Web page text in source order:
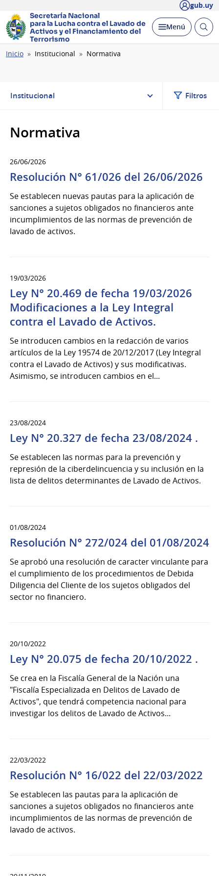
gub.uy
Secretaría Nacional
para la Lucha contra el Lavado de
Activos y el Financiamiento del
Terrorismo
Desplegar
Menú Abrir
Ruta
Inicio Institucional Normativa
Institucional Filtros
Normativa
26/06/2026
Resolución N° 61/026 del 26/06/2026
Se establecen nuevas pautas para la aplicación de
sanciones a sujetos obligados no financieros ante
incumplimientos de las normas de prevención de
lavado de activos.
19/03/2026
Ley N° 20.469 de fecha 19/03/2026
Modificaciones a la Ley Integral
contra el Lavado de Activos.
Se introducen cambios en la redacción de varios
artículos de la Ley 19574 de 20/12/2017 (Ley Integral
contra el Lavado de Activos) y sus modificativas.
Asimismo, se introducen cambios en el...
23/08/2024
Ley N° 20.327 de fecha 23/08/2024 .
Se establecen las normas para la prevención y
represión de la ciberdelincuencia y su inclusión en la
lista de delitos determinantes de Lavado de Activos.
01/08/2024
Resolución N° 272/024 del 01/08/2024
Se aprobó una resolución de caracter vinculante para
el cumplimiento de los procedimientos de Debida
Diligencia del Cliente de los sujetos obligados del
sector no financiero.
20/10/2022
Ley N° 20.075 de fecha 20/10/2022 .
Se crea en la Fiscalía General de la Nación una
"Fiscalía Especializada en Delitos de Lavado de
Activos", que tendrá competencia nacional para
investigar los delitos de Lavado de Activos...
22/03/2022
Resolución N° 16/022 del 22/03/2022
Se establecen las pautas para la aplicación de
sanciones a sujetos obligados no financieros ante
incumplimientos de las normas de prevención de
lavado de activos.